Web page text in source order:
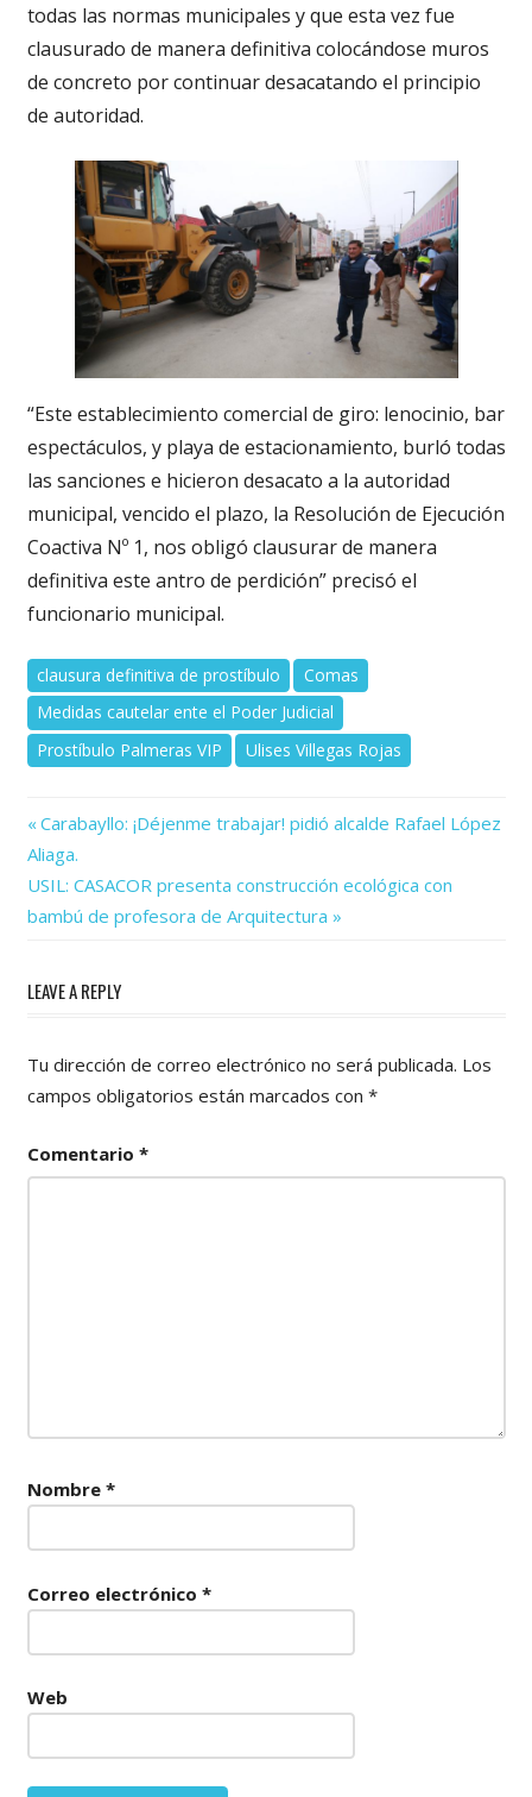
todas las normas municipales y que esta vez fue
clausurado de manera definitiva colocándose muros
de concreto por continuar desacatando el principio
de autoridad.
“Este establecimiento comercial de giro: lenocinio, bar
espectáculos, y playa de estacionamiento, burló todas
las sanciones e hicieron desacato a la autoridad
municipal, vencido el plazo, la Resolución de Ejecución
Coactiva Nº 1, nos obligó clausurar de manera
definitiva este antro de perdición” precisó el
funcionario municipal.
clausura definitiva de prostíbulo
Comas
Medidas cautelar ente el Poder Judicial
Prostíbulo Palmeras VIP
Ulises Villegas Rojas
Navegación
de
entradas
Previous
Post:
Carabayllo: ¡Déjenme trabajar! pidió alcalde Rafael López
Aliaga.
Next
Post:
USIL: CASACOR presenta construcción ecológica con
bambú de profesora de Arquitectura
LEAVE A REPLY
Tu dirección de correo electrónico no será publicada. Los
campos obligatorios están marcados con *
Comentario *
Nombre *
Correo electrónico *
Web